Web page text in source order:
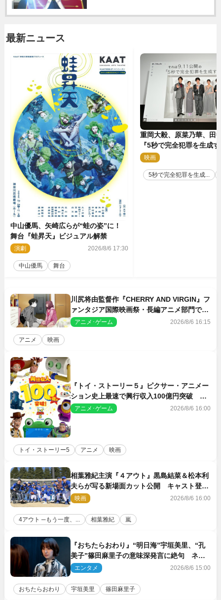
最新ニュース
中山優馬、矢崎広らが“蛙の姿”に！
舞台『蛙昇天』ビジュアル解禁
演劇 2026/8/6 17:30
中山優馬 舞台
重岡大毅、原菜乃華、田
『5秒で完全犯罪を生成
成披露に登壇！ それぞ
映画
5秒で完全犯罪を生成...
川尻将由監督作『CHERRY AND VIRGIN』フ
ァンタジア国際映画祭・長編アニメ部門で観
客賞・金賞受賞！
アニメ･ゲーム 2026/8/6 16:15
アニメ 映画
『トイ・ストーリー５』ピクサー・アニメー
ション史上最速で興行収入100億円突破 シ
リーズNo.1興収が目前
アニメ･ゲーム 2026/8/6 16:00
トイ・ストーリー5 アニメ 映画
相葉雅紀主演『４アウト』黒島結菜＆松本利
夫らが写る新場面カット公開 キャスト登壇
イベントも決定
映画 2026/8/6 16:00
4アウト ─もう一度、... 相葉雅紀 嵐
『おちたらおわり』“明日海”宇垣美里、“孔
美子”篠田麻里子の意味深発言に絶句 ネッ
ト驚き「まさか」「意外な展開」
エンタメ 2026/8/6 15:00
おちたらおわり 宇垣美里 篠田麻里子